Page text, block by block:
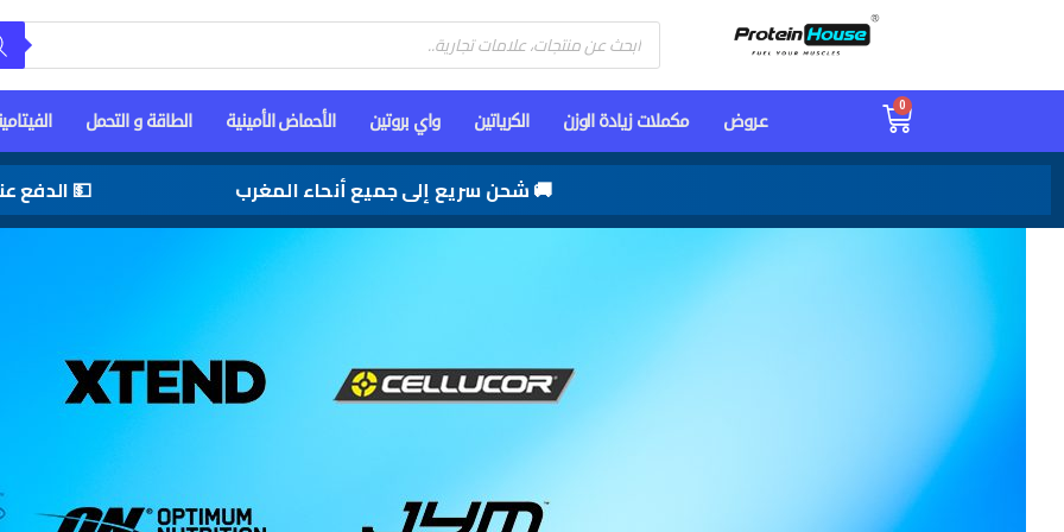
Products
search
0
Cart عـروض مكملات زيادة الوزن الكرياتين واي بروتين الأحماض الأمينية الطاقة و التحمل
🚚 شحن سريع إلى جميع أنحاء المغرب 💵 الدفع عند